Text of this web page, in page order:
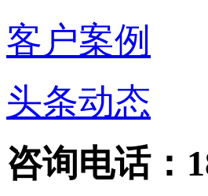
客户案例
头条动态
咨询电话：